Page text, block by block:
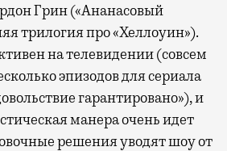
Грин («Ананасовый
трилогия про «Хеллоуин»).
на телевидении (совсем
эпизодов для сериала
гарантировано»), и
манера очень идет
решения уводят шоу от